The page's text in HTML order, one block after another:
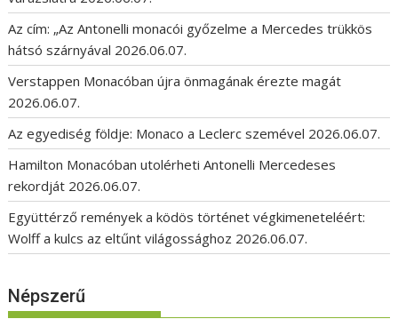
Az cím: „Az Antonelli monacói győzelme a Mercedes trükkös
hátsó szárnyával 2026.06.07.
Verstappen Monacóban újra önmagának érezte magát
2026.06.07.
Az egyediség földje: Monaco a Leclerc szemével 2026.06.07.
Hamilton Monacóban utolérheti Antonelli Mercedeses
rekordját 2026.06.07.
Együttérző remények a ködös történet végkimeneteléért:
Wolff a kulcs az eltűnt világossághoz 2026.06.07.
Népszerű